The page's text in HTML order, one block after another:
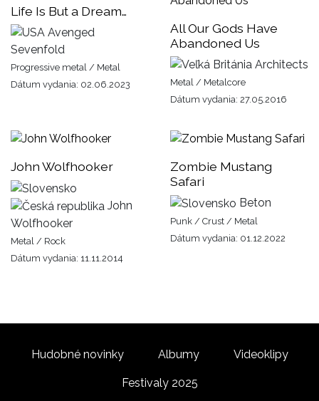
Life Is But a Dream…
Avenged
Sevenfold
Progressive metal / Metal
Dátum vydania: 02.06.2023
All Our Gods Have
Abandoned Us
Architects
Metal / Metalcore
Dátum vydania: 27.05.2016
John Wolfhooker
John
Wolfhooker
Metal / Rock
Dátum vydania: 11.11.2014
Zombie Mustang
Safari
Beton
Punk / Crust / Metal
Dátum vydania: 01.12.2022
Hudobné novinky Albumy Videoklipy
Festivaly 2025